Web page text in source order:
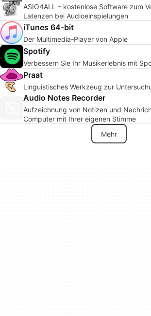
ASIO4ALL – kostenlose Software zum
Latenzen bei Audioeinspielungen
iTunes 64-bit
Der Multimedia-Player von Apple
Spotify
Verbessern Sie Ihr Musikerlebnis mit
Praat
Linguistisches Werkzeug zur
Audio Notes Recorder
Aufzeichnung von Notizen und
Computer mit Ihrer eigenen Stimme
Mehr